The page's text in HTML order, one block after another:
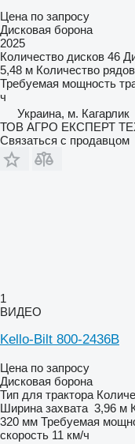
Цена по запросу
Дисковая борона
2025
Количество дисков 46
5,48 м Количество рядов
Требуемая мощность
ч
Украина, м. Кагарлик
ТОВ АГРО ЕКСПЕРТ
Связаться с продавцом
1
ВИДЕО
Kello-Bilt 800-2436B
Цена по запросу
Дисковая борона
Тип для трактора
Ширина захвата 3,96 м
320 мм Требуемая
скорость 11 км/ч